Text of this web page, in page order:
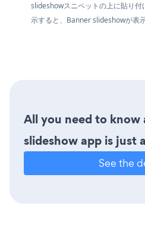
slideshowスニペットの上に貼り
示すると、Banner slideshowが表
All you need to
slideshow app is just
See the